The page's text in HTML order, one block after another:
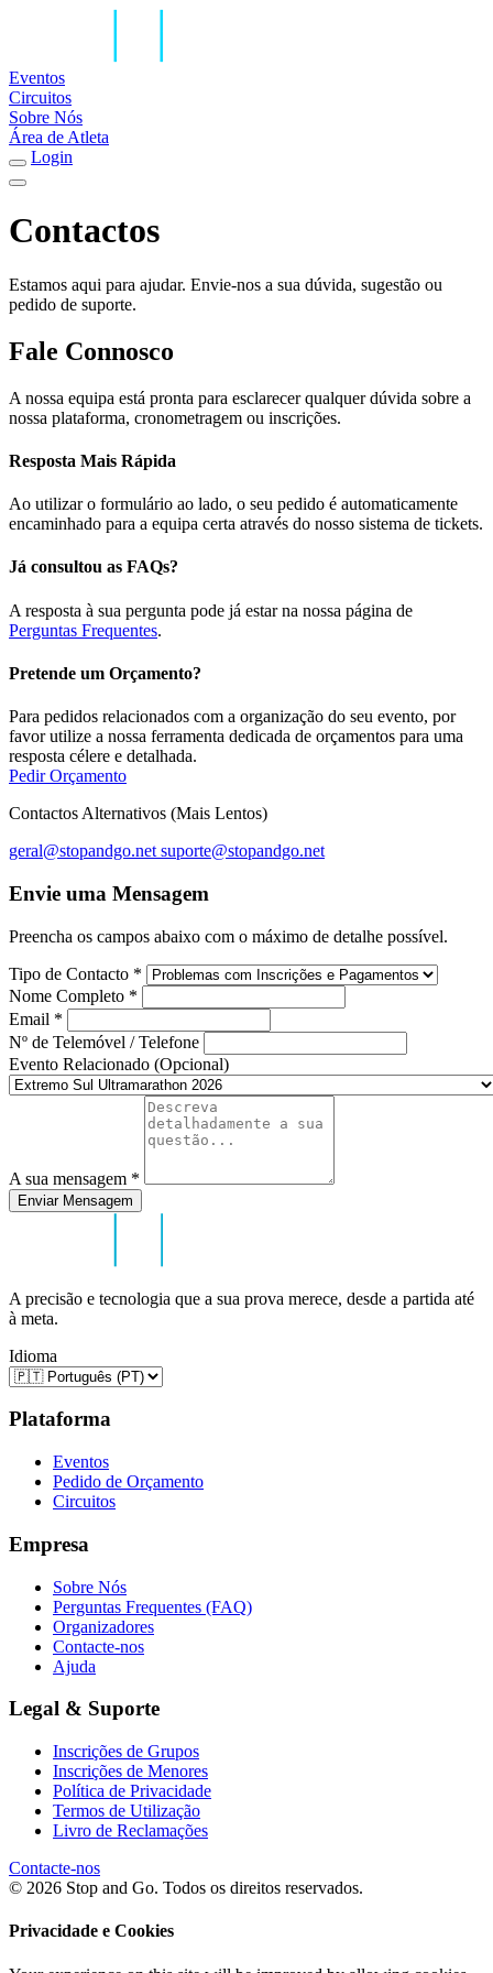
Eventos
Circuitos
Sobre Nós
Área de Atleta
Login
Contactos
Estamos aqui para ajudar. Envie-nos a sua dúvida, sugestão ou
pedido de suporte.
Fale Connosco
A nossa equipa está pronta para esclarecer qualquer dúvida sobre a
nossa plataforma, cronometragem ou inscrições.
Resposta Mais Rápida
Ao utilizar o formulário ao lado, o seu pedido é automaticamente
encaminhado para a equipa certa através do nosso sistema de tickets.
Já consultou as FAQs?
A resposta à sua pergunta pode já estar na nossa página de
Perguntas Frequentes.
Pretende um Orçamento?
Para pedidos relacionados com a organização do seu evento, por
favor utilize a nossa ferramenta dedicada de orçamentos para uma
resposta célere e detalhada.
Pedir Orçamento
Contactos Alternativos (Mais Lentos)
geral@stopandgo.net suporte@stopandgo.net
Envie uma Mensagem
Preencha os campos abaixo com o máximo de detalhe possível.
Tipo de Contacto *
Nome Completo *
Email *
Nº de Telemóvel / Telefone
Evento Relacionado (Opcional)
A sua mensagem *
Enviar Mensagem
A precisão e tecnologia que a sua prova merece, desde a partida até
à meta.
Idioma
Plataforma
Eventos
Pedido de Orçamento
Circuitos
Empresa
Sobre Nós
Perguntas Frequentes (FAQ)
Organizadores
Contacte-nos
Ajuda
Legal & Suporte
Inscrições de Grupos
Inscrições de Menores
Política de Privacidade
Termos de Utilização
Livro de Reclamações
Contacte-nos
© 2026 Stop and Go. Todos os direitos reservados.
Privacidade e Cookies